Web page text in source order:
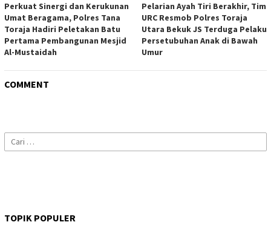
Perkuat Sinergi dan Kerukunan
Umat Beragama, Polres Tana
Toraja Hadiri Peletakan Batu
Pertama Pembangunan Mesjid
Al-Mustaidah
Pelarian Ayah Tiri Berakhir, Tim
URC Resmob Polres Toraja
Utara Bekuk JS Terduga Pelaku
Persetubuhan Anak di Bawah
Umur
COMMENT
Cari
untuk:
TOPIK POPULER